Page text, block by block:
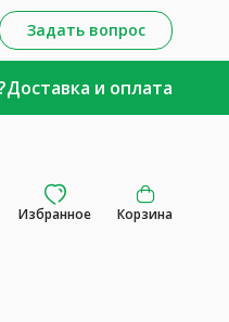
Задать вопрос
Доставка и оплата
Избранное Корзина